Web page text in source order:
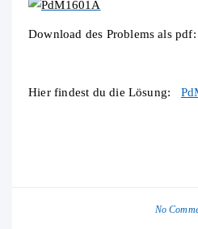
Download des Problems als
Hier findest du die Lösung:
No